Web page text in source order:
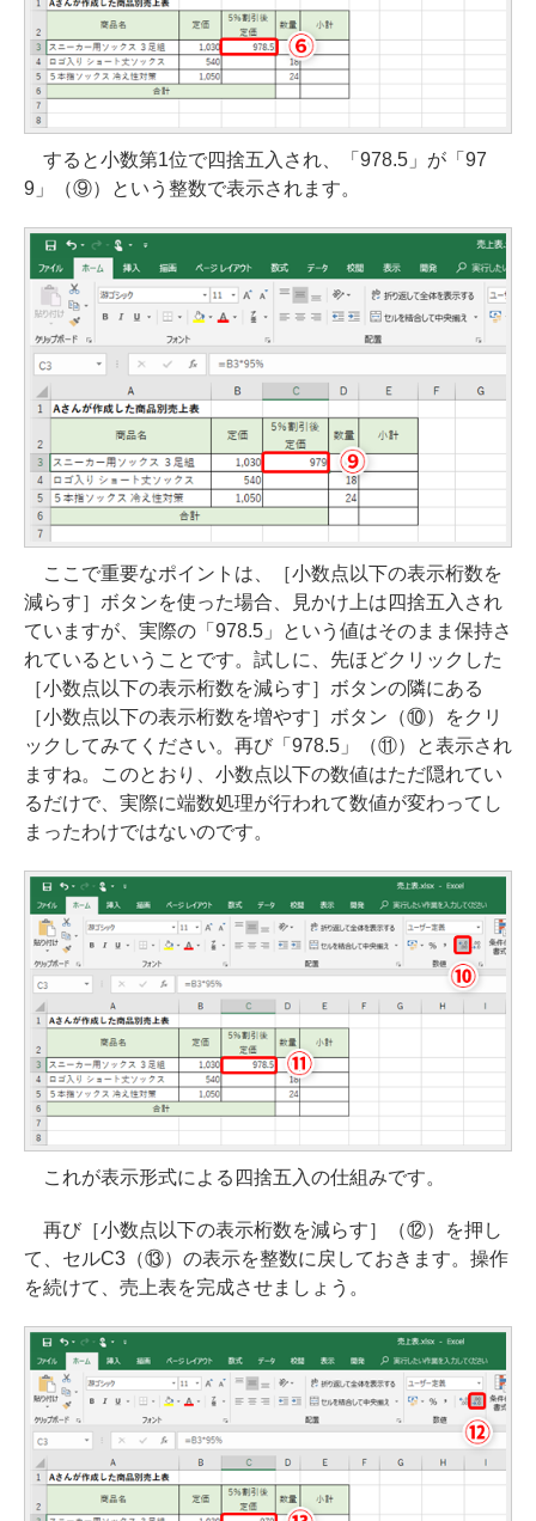
すると小数第1位で四捨五入され、「978.5」が「97
9」（⑨）という整数で表示されます。
ここで重要なポイントは、［小数点以下の表示桁数を
減らす］ボタンを使った場合、見かけ上は四捨五入され
ていますが、実際の「978.5」という値はそのまま保持さ
れているということです。試しに、先ほどクリックした
［小数点以下の表示桁数を減らす］ボタンの隣にある
［小数点以下の表示桁数を増やす］ボタン（⑩）をクリ
ックしてみてください。再び「978.5」（⑪）と表示され
ますね。このとおり、小数点以下の数値はただ隠れてい
るだけで、実際に端数処理が行われて数値が変わってし
まったわけではないのです。
これが表示形式による四捨五入の仕組みです。
再び［小数点以下の表示桁数を減らす］（⑫）を押し
て、セルC3（⑬）の表示を整数に戻しておきます。操作
を続けて、売上表を完成させましょう。